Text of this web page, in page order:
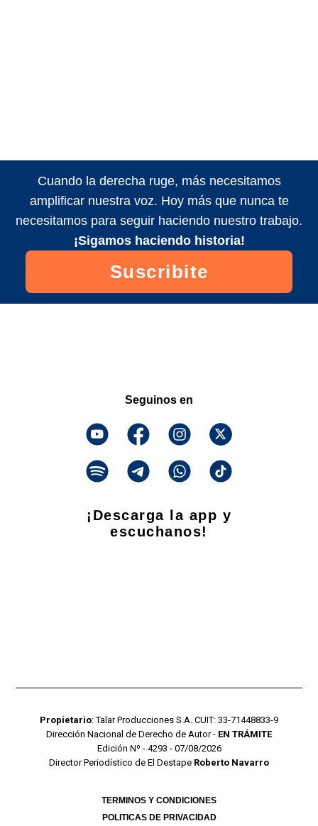
Cuando la derecha ruge, más necesitamos
amplificar nuestra voz. Hoy más que nunca te
necesitamos para seguir haciendo nuestro trabajo.
¡Sigamos haciendo historia!
Suscribite
Seguinos en
¡Descarga la app y
escuchanos!
Propietario: Talar Producciones S.A. CUIT: 33-71448833-9
Dirección Nacional de Derecho de Autor - EN TRÁMITE
Edición Nº - 4293 - 07/08/2026
Director Periodístico de El Destape Roberto Navarro
TERMINOS Y CONDICIONES
POLITICAS DE PRIVACIDAD